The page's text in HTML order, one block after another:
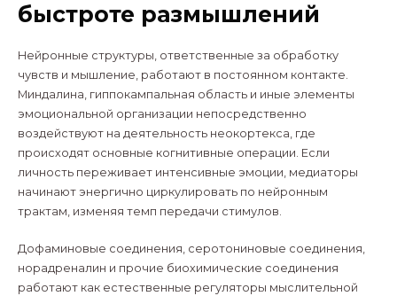
быстроте размышлений
Нейронные структуры, ответственные за обработку
чувств и мышление, работают в постоянном контакте.
Миндалина, гиппокампальная область и иные элементы
эмоциональной организации непосредственно
воздействуют на деятельность неокортекса, где
происходят основные когнитивные операции. Если
личность переживает интенсивные эмоции, медиаторы
начинают энергично циркулировать по нейронным
трактам, изменяя темп передачи стимулов.
Дофаминовые соединения, серотониновые соединения,
норадреналин и прочие биохимические соединения
работают как естественные регуляторы мыслительной